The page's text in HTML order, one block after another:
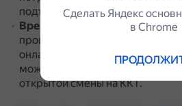
подтверждения операции.
Время проведения покупок.
происходить круглосуточно
онлайн-эквайринга.В POS-
можно только в рабочее время
открытой смены на ККТ.
Сделать Яндекс
в Сhrome